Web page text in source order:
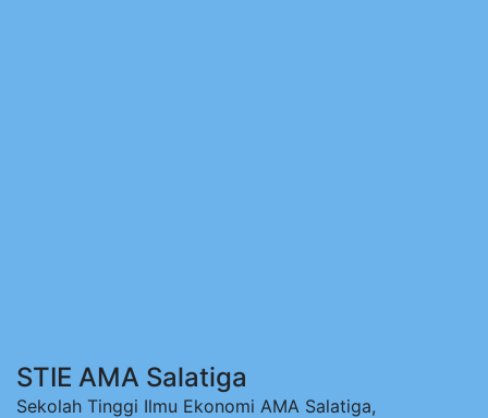
STIE AMA Salatiga
Sekolah Tinggi Ilmu Ekonomi AMA Salatiga,